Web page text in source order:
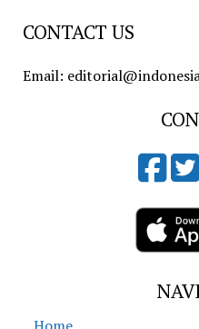
CONTACT US
Email: